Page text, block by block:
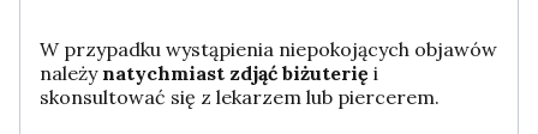
W przypadku wystąpienia niepokojących objawów
należynatychmiast zdjąć biżuterię i
skonsultować się z lekarzem lub piercerem.